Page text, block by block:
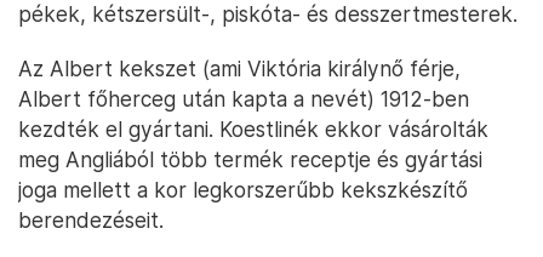
pékek, kétszersült-, piskóta- és desszertmesterek.
Az Albert kekszet (ami Viktória királynő férje,
Albert főherceg után kapta a nevét) 1912-ben
kezdték el gyártani. Koestlinék ekkor vásárolták
meg Angliából több termék receptje és gyártási
joga mellett a kor legkorszerűbb kekszkészítő
berendezéseit.